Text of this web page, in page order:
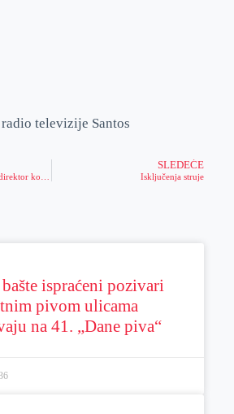
televizije Santos
SLEDEĆE
Isključenja struje
ispraćeni pozivari
pivom ulicama
na 41. „Dane piva“